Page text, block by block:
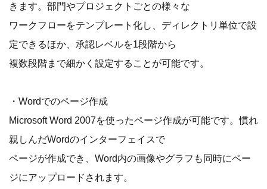
きます。部門やプロジェクトごとの様々な
ワークフローをテンプレート化し、ディレクトリ単位で設
定できるほか、承認レベルを1段階から
複数段階まで細かく設定することが可能です。
・Wordでのページ作成
Microsoft Word 2007を使ったページ作成が可能です。慣れ
親しんだWordのインターフェイスで
ページが作成でき、Word内の画像やグラフも同時にペー
ジにアップロードされます。